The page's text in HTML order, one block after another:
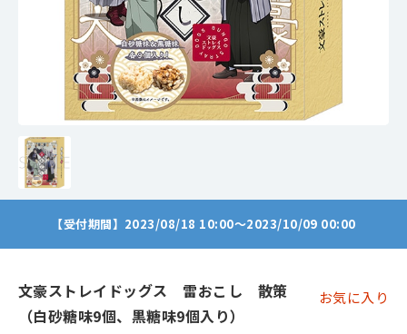
【受付期間】2023/08/18 10:00～2023/10/09 00:00
文豪ストレイドッグス 雷おこし 散策
（白砂糖味9個、黒糖味9個入り）
お気に入り